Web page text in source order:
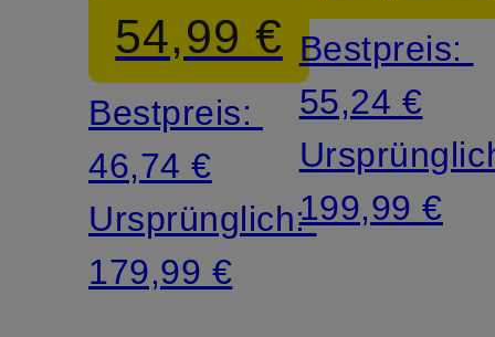
54,99 €
Bestpreis:
46,74 €
Ursprünglich:
179,99 €
Bestpreis:
55,24 €
199,99 €